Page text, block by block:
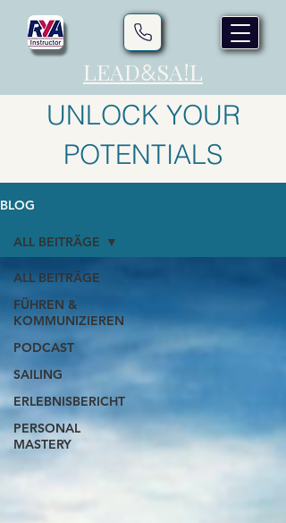
LEAD&SA!L
UNLOCK YOUR
POTENTIALS
BLOG
ALL BEITRÄGE
FÜHREN &
KOMMUNIZIEREN
PODCAST
SAILING
ERLEBNISBERICHT
PERSONAL
MASTERY
ALL BEITRÄGE